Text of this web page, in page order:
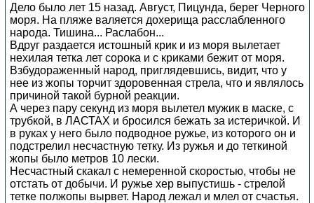
Дело было лет 15 назад. Август, Пицунда, берег Черного
моря. На пляже валяется дохерища расслабленного
народа. Тишина... Раслабон...
Вдруг раздается истошный крик и из моря вылетает
нехилая тетка лет сорока и с криками бежит от моря.
Взбудораженный народ, приглядевшись, видит, что у
нее из жопы торчит здоровенная стрела, что и являлось
причиной такой бурной реакции.
А через пару секунд из моря вылетел мужик в маске, с
трубкой, в ЛАСТАХ и бросился бежать за истеричкой. И
в руках у него было подводное ружье, из которого он и
подстрелил несчастную тетку. Из ружья и до теткиной
жопы было метров 10 лески.
Несчастный скакал с немеренной скоростью, чтобы не
отстать от добычи. И ружье хер выпустишь - стрелой
тетке полжопы вырвет. Народ лежал и млел от счастья.